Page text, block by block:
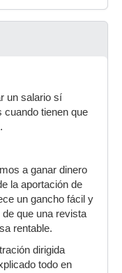
un salario sí
cuando tienen que
a ganar dinero
la aportación de
un gancho fácil y
que una revista
rentable.
dirigida
todo en